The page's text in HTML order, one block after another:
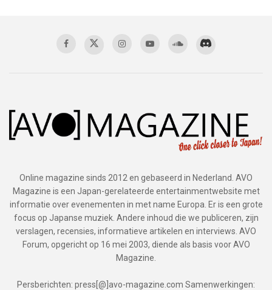
Online magazine sinds 2012 en gebaseerd in Nederland. AVO
Magazine is een Japan-gerelateerde entertainmentwebsite met
informatie over evenementen in met name Europa. Er is een grote
focus op Japanse muziek. Andere inhoud die we publiceren, zijn
verslagen, recensies, informatieve artikelen en interviews. AVO
Forum, opgericht op 16 mei 2003, diende als basis voor AVO
Magazine.
Persberichten: press[@]avo-magazine.com Samenwerkingen: